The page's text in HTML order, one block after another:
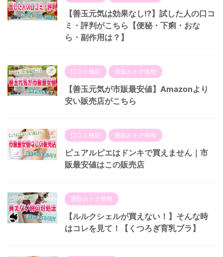
【善玉元気は効果なし!?】試した人の口コ
ミ・評判がこちら【便秘・下痢・おな
ら・副作用は？】
口コミ検証 通販おトク情報
【善玉元気が市販最安値】Amazonより
安い販売店がこちら
口コミ検証 通販おトク情報
ピュアルピエはドンキで買えません｜市
販最安値はこの販売店
通販おトク情報
【ルルクシェルが買えない！】そんな時
はコレを見て！【くつろぎ育乳ブラ】